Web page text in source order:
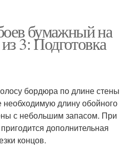
бумажный на
3: Подготовка
бордюра по длине стены
длину обойного
с небольшим запасом. При
дополнительная
концов.